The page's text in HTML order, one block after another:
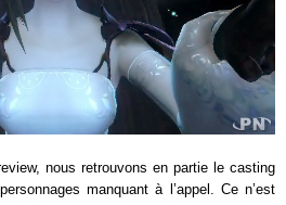
nous retrouvons en partie le casting
manquant à l’appel. Ce n’est